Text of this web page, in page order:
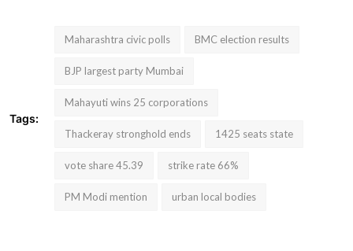
Tags:
Maharashtra civic polls BMC election results
BJP largest party Mumbai
Mahayuti wins 25 corporations
Thackeray stronghold ends 1425 seats state
vote share 45.39 strike rate 66%
PM Modi mention urban local bodies